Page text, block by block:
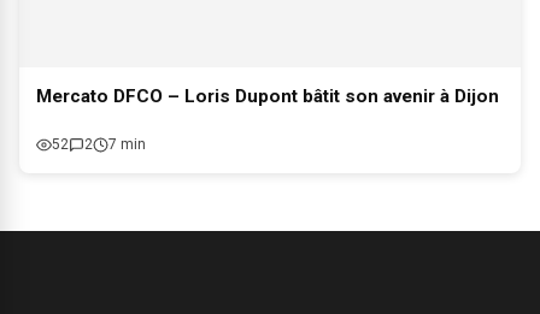
Mercato DFCO – Loris Dupont bâtit son avenir à Dijon
52 2 7 min